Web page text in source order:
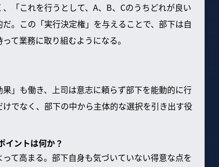
「これを行うとして、A、B、Cのうちどれが良い
。この「実行決定権」を与えることで、部下は自
て業務に取り組むようになる。
」も働き、上司は意志に頼らず部下を能動的に行
でなく、部下の中から主体的な選択を引き出す役
イントは何か？
て高まる。部下自身も気づいていない得意な点を